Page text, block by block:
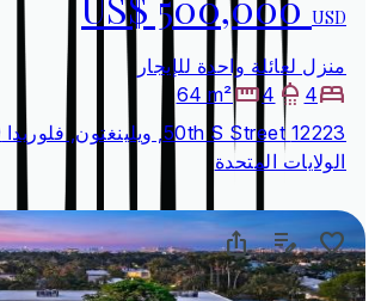
USD
منزل لعائلة واحدة للإيجار
4
4
64 m²
الولايات المتحدة